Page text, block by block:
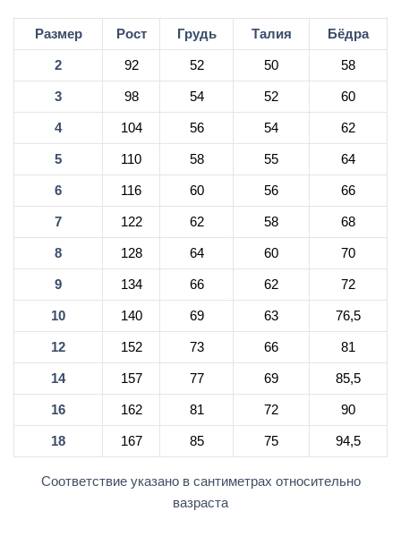
Размер Рост Грудь Талия Бёдра
2 92 52 50 58
3 98 54 52 60
4 104 56 54 62
5 110 58 55 64
6 116 60 56 66
7 122 62 58 68
8 128 64 60 70
9 134 66 62 72
10 140 69 63 76,5
12 152 73 66 81
14 157 77 69 85,5
16 162 81 72 90
18 167 85 75 94,5
Соответствие указано в сантиметрах относительно
вазраста